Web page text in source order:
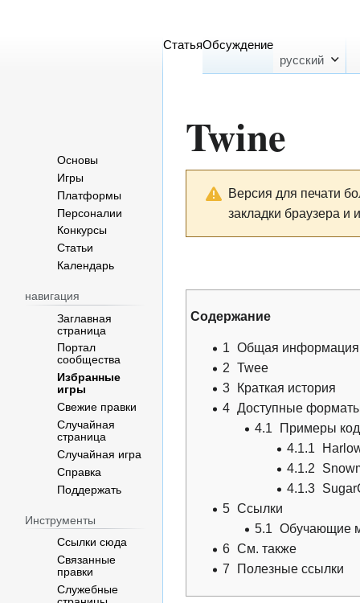
Twine
навигации
Версия для печати
закладки браузера и
Содержание
1 Общая информация
2 Twee
3 Краткая история
4 Доступные
4.1
Примеры
4.1.1
4.1.2
4.1.3
5 Ссылки
5.1 Обучающие
6 См. также
7
Полезные ссылки
СтатьяОбсуждение
русский
Основы
Игры
Платформы
Персоналии
Конкурсы
Статьи
Календарь
навигация
Заглавная
страница
Портал
сообщества
Избранные
игры
Свежие правки
Случайная
страница
Случайная игра
Справка
Поддержать
Инструменты
Ссылки сюда
Связанные
правки
Служебные